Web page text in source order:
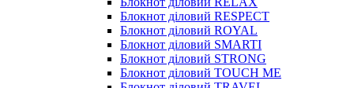
Блокнот діловий RESPECT
Блокнот діловий ROYAL
Блокнот діловий SMARTI
Блокнот діловий STRONG
Блокнот діловий TOUCH ME